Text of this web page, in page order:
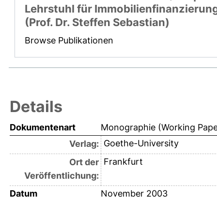
Lehrstuhl für
(Prof. Dr. Steffen Sebastian)
Browse Publikationen
Details
Dokumentenart
Monographie (Working
Verlag: Goethe-University
Ort der
Veröffentlichung:
Frankfurt
Datum
November 2003